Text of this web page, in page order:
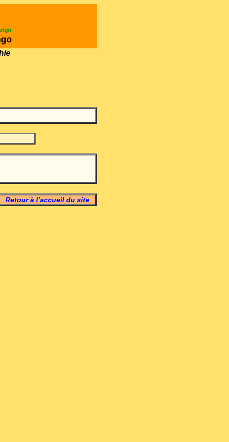
Retour à l’accueil du site